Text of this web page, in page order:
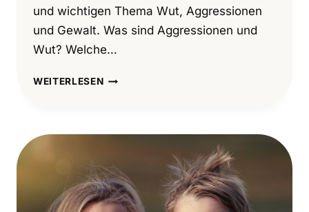
und wichtigen Thema Wut, Aggressionen
und Gewalt. Was sind Aggressionen und
Wut? Welche…
WEITERLESENDIE